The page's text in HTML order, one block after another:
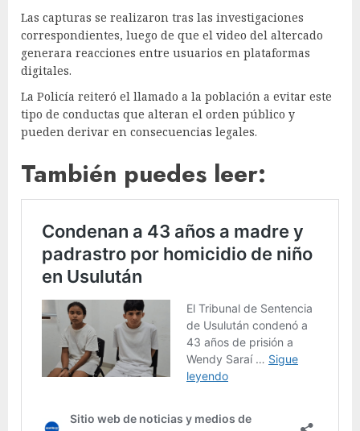
Las capturas se realizaron tras las investigaciones
correspondientes, luego de que el video del altercado
generara reacciones entre usuarios en plataformas
digitales.
La Policía reiteró el llamado a la población a evitar este
tipo de conductas que alteran el orden público y
pueden derivar en consecuencias legales.
También puedes leer: